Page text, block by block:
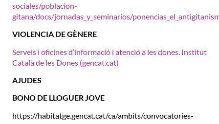
sociales/poblacion-
gitana/docs/jornadas_y_seminarios/
VIOLENCIA DE GÈNERE
Serveis i oficines d’informació i atenció a les dones. Institut
Català de les Dones (gencat.cat)
AJUDES
BONO DE LLOGUER JOVE
https://habitatge.gencat.cat/ca/ambits/convocatories-